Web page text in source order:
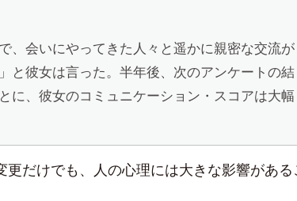
、会いにやってきた人々と遥かに親密な交流が
と彼女は言った。半年後、次のアンケートの結
に、彼女のコミュニケーション・スコアは大幅
更だけでも、人の心理には大きな影響がある